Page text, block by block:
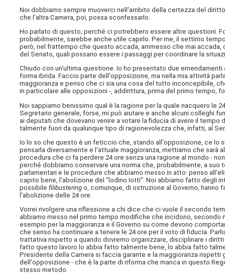
Noi dobbiamo sempre muoverci nell'ambito della certezza del
che l'altra Camera, poi, possa sconfessarlo.
Ho parlato di questo, perché ci potrebbero essere altre questioni.
probabilmente, sarebbe anche utile capirlo. Per me, il settimo
però, nel frattempo che questo accada, ammesso che mai
del Senato, quali possano essere i passaggi per coordinare la
Chiudo con un'ultima questione. Io ho presentato due
forma ibrida. Faccio parte dell'opposizione, ma nella mia attività
maggioranza e penso che ci sia una cosa del tutto inconcepibile,
in particolare alle opposizioni -, addirittura, prima del primo tempo,
Noi sappiamo benissimo qual è la ragione per la quale nacquero le
Segretario generale, forse, mi può aiutare e anche alcuni colleghi
ai deputati che dovevano venire a votare la fiducia di avere il
talmente fuori da qualunque tipo di ragionevolezza che, infatti, al
Io lo so che questo è un feticcio che, stando all'opposizione, ce lo
pensarla diversamente e l'attuale maggioranza, mettiamo che sarà
procedura che ci fa perdere 24 ore senza una ragione al mondo -
perché dobbiamo conservare una norma che, probabilmente, a
parlamentari e le procedure che abbiamo messo in atto: penso
capito bene, l'abolizione del “lodino Iotti”. Noi abbiamo fatto degli
possibilefilibustering o, comunque, di ostruzione al Governo,
l'abolizione delle 24 ore.
Vorrei rivolgere una riflessione a chi dice che ci vuole il secondo
abbiamo messo nel primo tempo modifiche che incidono,
esempio per la maggioranza e il Governo su come devono
che senso ha continuare a tenere le 24 ore per il voto di fiducia.
trattativa rispetto a quando dovremo organizzare, disciplinare i
fatto questo lavoro lo abbia fatto talmente bene, lo abbia fatto
Presidente della Camera si faccia garante e la maggioranza
dell'opposizione - che è la parte di riforma che manca in questo
stesso metodo.